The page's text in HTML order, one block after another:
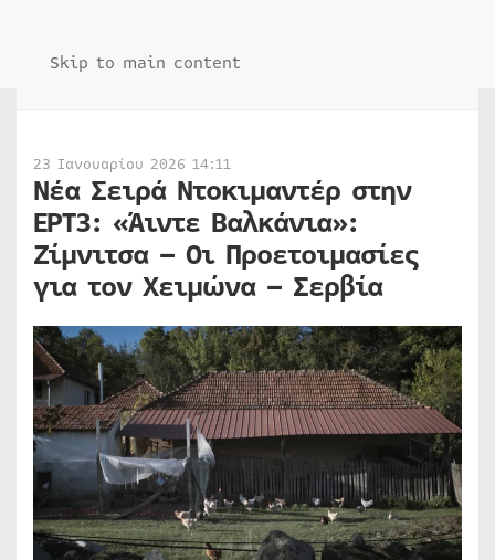
Skip to main content
23 Ιανουαρίου 2026 14:11
Νέα Σειρά Ντοκιμαντέρ στην
ΕΡΤ3: «Άιντε Βαλκάνια»:
Ζίμνιτσα – Οι Προετοιμασίες
για τον Χειμώνα – Σερβία